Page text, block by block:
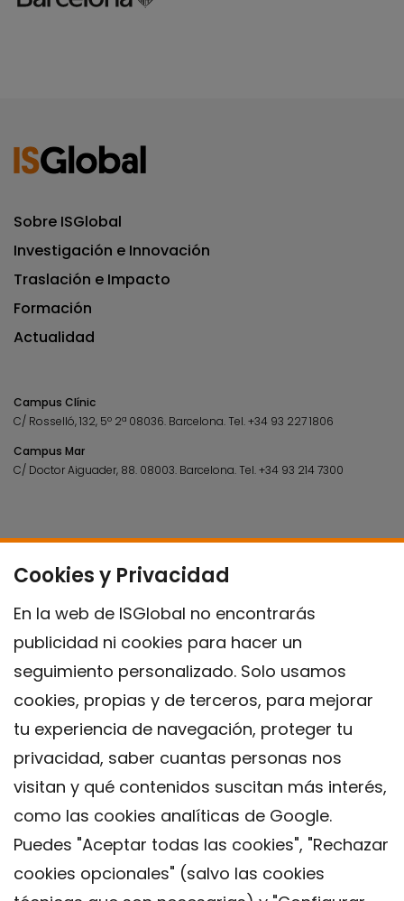
Cookies y Privacidad
En la web de ISGlobal no encontrarás
publicidad ni cookies para hacer un
seguimiento personalizado. Solo usamos
cookies, propias y de terceros, para mejorar
tu experiencia de navegación, proteger tu
privacidad, saber cuantas personas nos
visitan y qué contenidos suscitan más interés,
como las cookies analíticas de Google.
Puedes "Aceptar todas las cookies", "Rechazar
cookies opcionales" (salvo las cookies
Sobre ISGlobal
Investigación e Innovación
Traslación e Impacto
Formación
Actualidad
Campus Clínic
C/ Rosselló, 132, 5º 2ª 08036. Barcelona.Tel.+34 93 227 1806
Campus Mar
C/ Doctor Aiguader, 88. 08003. Barcelona.Tel.+34 93 214 7300